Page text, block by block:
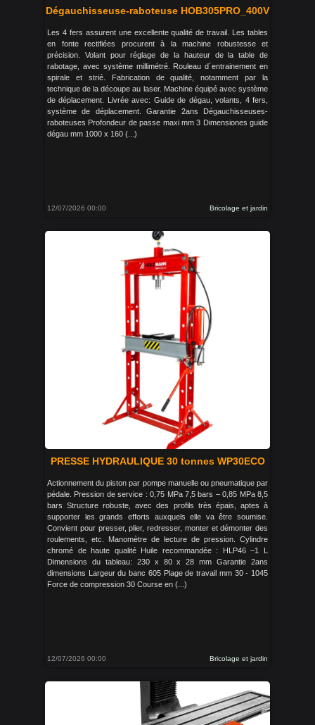
Dégauchisseuse-raboteuse HOB305PRO_400V
Les 4 fers assurent une excellente qualité de travail. Les tables
en fonte rectifiées procurent à la machine robustesse et
précision. Volant pour réglage de la hauteur de la table de
rabotage, avec système millimétré. Rouleau d´entrainement en
spirale et strié. Fabrication de qualité, notamment par la
technique de la découpe au laser. Machine équipé avec système
de déplacement. Livrée avec: Guide de dégau, volants, 4 fers,
système de déplacement. Garantie 2ans Dégauchisseuses-
raboteuses Profondeur de passe maxi mm 3 Dimensiones guide
dégau mm 1000 x 160 (...)
12/07/2026 00:00 Bricolage et jardin
PRESSE HYDRAULIQUE 30 tonnes WP30ECO
Actionnement du piston par pompe manuelle ou pneumatique par
pédale. Pression de service : 0,75 MPa 7,5 bars – 0,85 MPa 8,5
bars Structure robuste, avec des profils très épais, aptes à
supporter les grands efforts auxquels elle va être soumise.
Convient pour presser, plier, redresser, monter et démonter des
roulements, etc. Manomètre de lecture de pression. Cylindre
chromé de haute qualité Huile recommandée : HLP46 –1 L
Dimensions du tableau: 230 x 80 x 28 mm Garantie 2ans
dimensions Largeur du banc 605 Plage de travail mm 30 - 1045
Force de compression 30 Course en (...)
12/07/2026 00:00 Bricolage et jardin